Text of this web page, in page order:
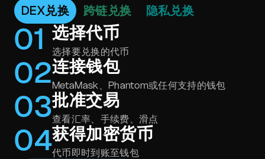
DEX兑换 跨链兑换 隐私兑换
01 选择代币
选择要兑换的代币
02连接钱包
MetaMask、Phantom或任何支持的钱包
03批准交易
查看汇率、手续费、滑点
04获得加密货币
代币即时到账至钱包